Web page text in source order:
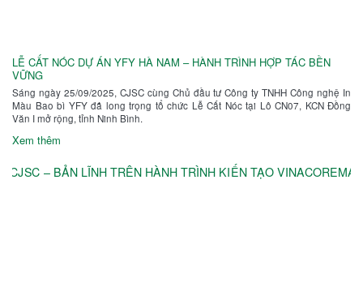
LỄ CẤT NÓC DỰ ÁN YFY HÀ NAM – HÀNH TRÌNH HỢP TÁC BỀN
VỮNG
Sáng ngày 25/09/2025, CJSC cùng Chủ đầu tư Công ty TNHH Công nghệ In
Màu Bao bì YFY đã long trọng tổ chức Lễ Cất Nóc tại Lô CN07, KCN Đồng
Văn I mở rộng, tỉnh Ninh Bình.
Xem thêm